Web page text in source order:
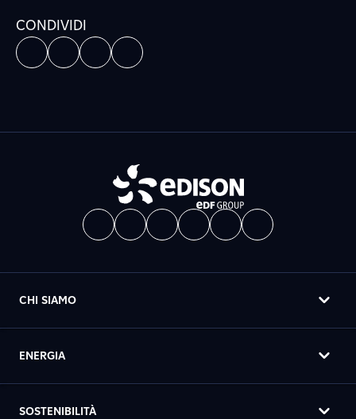
CONDIVIDI
CHI SIAMO
ENERGIA
SOSTENIBILITÀ